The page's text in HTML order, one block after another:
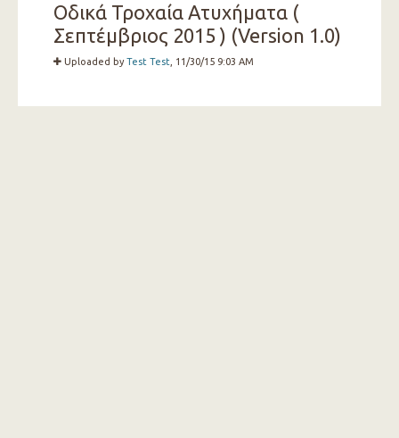
Οδικά Τροχαία Ατυχήματα (
Σεπτέμβριος 2015 ) (Version 1.0)
Uploaded byTest Test , 11/30/15 9:03 AM